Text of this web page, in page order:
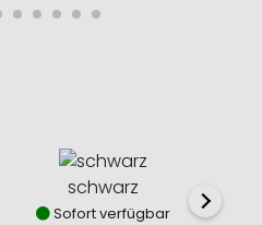
schwarz
Sofort verfügbar